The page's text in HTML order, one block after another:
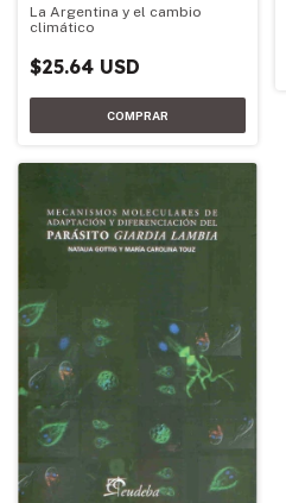
La Argentina y el cambio
climático
$25.64 USD